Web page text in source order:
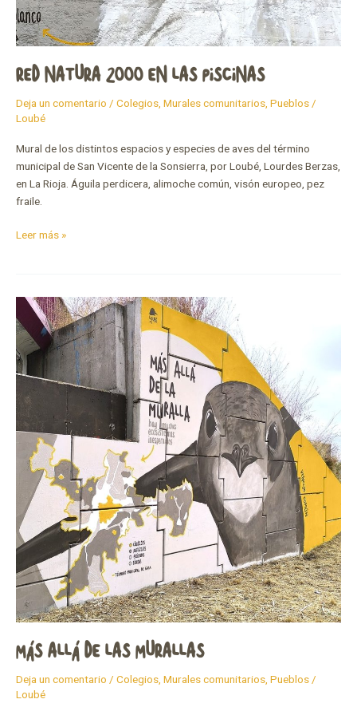
RED NATURA 2000 EN LAS PISCINAS
Deja un comentario / Colegios Murales comunitarios Pueblos /
Loubé
Mural de los distintos espacios y especies de aves del término
municipal de San Vicente de la Sonsierra, por Loubé, Lourdes Berzas,
en La Rioja. Águila perdicera, alimoche común, visón europeo, pez
fraile.
Leer más »
MÁS ALLÁ DE LAS MURALLAS
Deja un comentario / Colegios Murales comunitarios Pueblos /
Loubé
Más
allá
de
las
murallas